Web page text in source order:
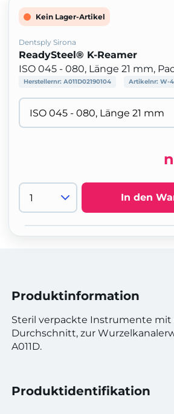
Kein Lager-Artikel
Dentsply Sirona
ReadySteel® K-Reamer
ISO 045 - 080, Länge 21 mm,
Herstellernr: A011D02190104 Artikelnr: W-
In den
Produktinformation
Steril verpackte Instrumente mit
Durchschnitt, zur
A011D.
Produktidentifikation